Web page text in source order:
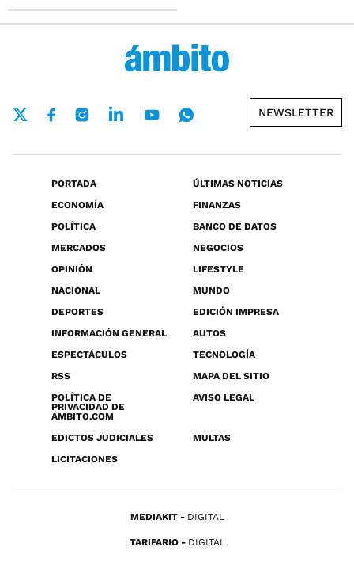
NEWSLETTER
PORTADA
ÚLTIMAS NOTICIAS
ECONOMÍA
FINANZAS
POLÍTICA
BANCO DE DATOS
MERCADOS
NEGOCIOS
OPINIÓN
LIFESTYLE
NACIONAL
MUNDO
DEPORTES
EDICIÓN IMPRESA
INFORMACIÓN GENERAL
AUTOS
ESPECTÁCULOS
TECNOLOGÍA
RSS
MAPA DEL SITIO
POLÍTICA DE
PRIVACIDAD DE
ÁMBITO.COM
AVISO LEGAL
EDICTOS JUDICIALES
MULTAS
LICITACIONES
MEDIAKIT DIGITAL
TARIFARIO DIGITAL